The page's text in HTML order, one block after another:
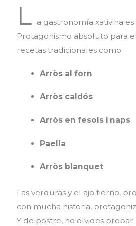
L a gastronomía xativina
Protagonismo absoluto para el
recetas tradicionales como:
Arròs al forn
Arròs caldós
Arròs en fesols i naps
Paella
Arròs blanquet
Las verduras y el ajo tierno,
con mucha historia,
Y de postre, no olvides probar